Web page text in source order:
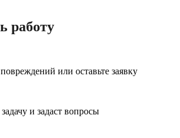
работу
или оставьте заявку
и задаст вопросы